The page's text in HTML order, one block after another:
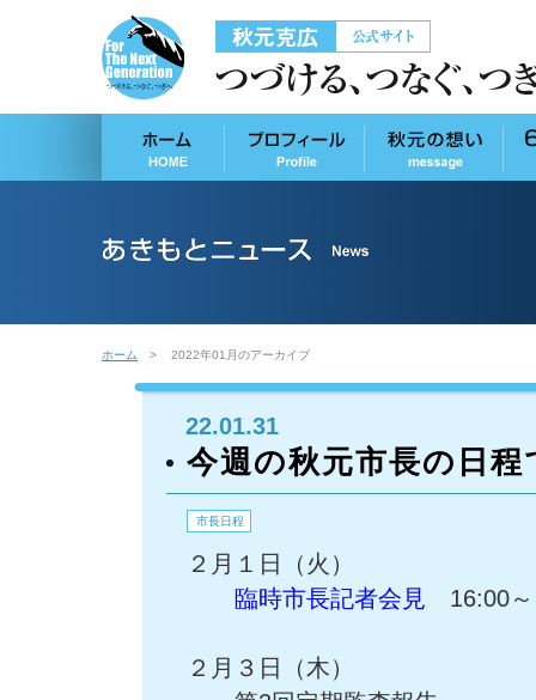
ホーム 2022年01月のアーカイブ
22.01.31
今週の秋元市長の日程
市長日程
２月１日（火）
臨時市長記者会見 16:00～
２月３日（木）